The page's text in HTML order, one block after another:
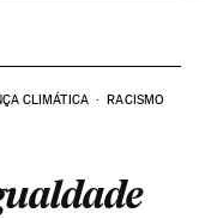
CLIMÁTICA RACISMO